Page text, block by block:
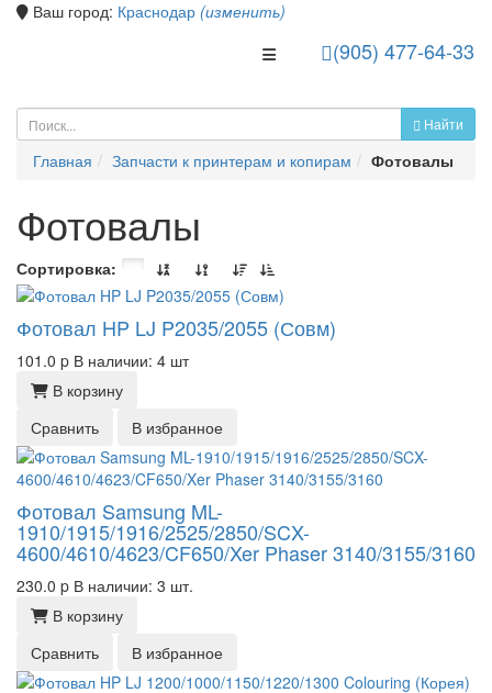
Ваш город: Краснодар (изменить)
(905) 477-64-33
Toggle Navigation
Найти
Главная Запчасти к принтерам и копирам Фотовалы
Фотовалы
Сортировка:
Фотовал HP LJ P2035/2055 (Совм)
101.0 p В наличии: 4 шт
В корзину
Сравнить
В избранное
Фотовал Samsung ML-
1910/1915/1916/2525/2850/SCX-
4600/4610/4623/CF650/Xer Phaser 3140/3155/3160
230.0 p В наличии: 3 шт.
В корзину
Сравнить
В избранное